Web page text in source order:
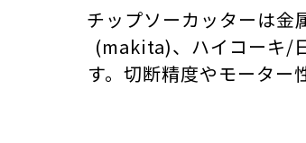
チップソーカッターは金
(makita)、ハイコーキ/
す。切断精度やモーター